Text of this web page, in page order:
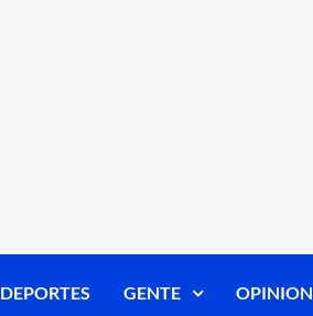
DEPORTES GENTE OPINION